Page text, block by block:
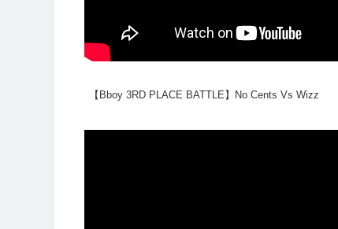
【Bboy 3RD PLACE BATTLE】No Cents Vs Wizz